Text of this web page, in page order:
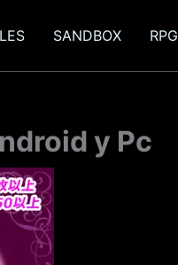
SANDBOX RPG
y Pc